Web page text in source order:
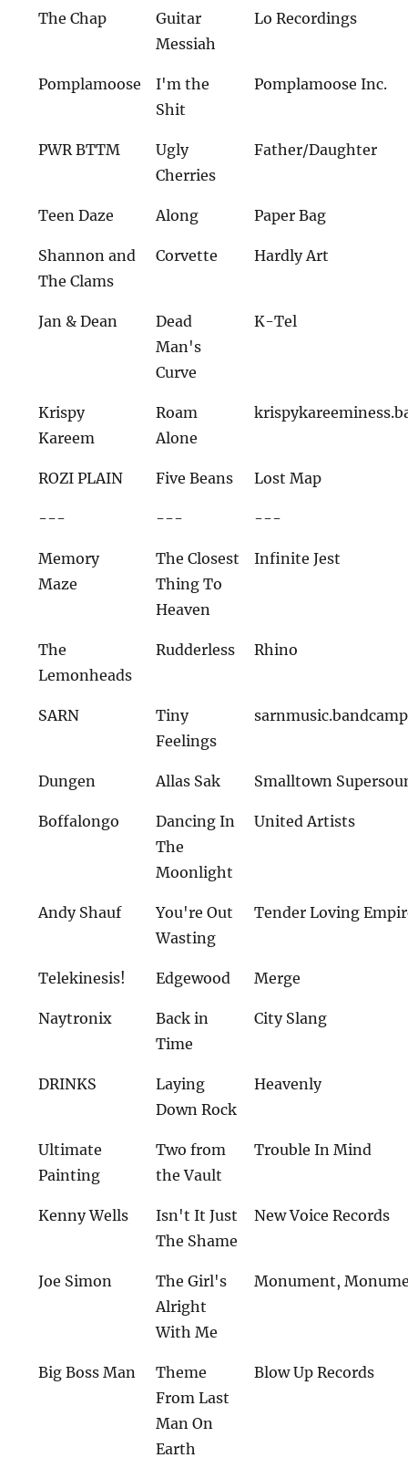
The Chap
Guitar
Messiah
Lo Recordings
Pomplamoose
I'm the
Shit
Pomplamoose Inc.
PWR BTTM
Ugly
Cherries
Father/Daughter
Teen Daze Along Paper Bag
Shannon and
The Clams
Corvette Hardly Art
Jan & Dean
Dead
Man's
Curve
K-Tel
Krispy
Kareem
Roam
Alone
ROZI PLAIN Five Beans Lost Map
--- --- ---
Memory
Maze
The Closest
Thing To
Heaven
Infinite Jest
The
Lemonheads
Rudderless Rhino
SARN
Tiny
Feelings
Dungen Allas Sak Smalltown
Boffalongo
Dancing In
The
Moonlight
United Artists
Andy Shauf
You're Out
Wasting
Tender Loving
Telekinesis! Edgewood Merge
Naytronix
Back in
Time
City Slang
DRINKS
Laying
Down Rock
Heavenly
Ultimate
Painting
Two from
the Vault
Trouble In Mind
Kenny Wells
Isn't It Just
The Shame
New Voice Records
Joe Simon
The Girl's
Alright
With Me
Monument,
Big Boss Man
Theme
From Last
Man On
Earth
Blow Up Records